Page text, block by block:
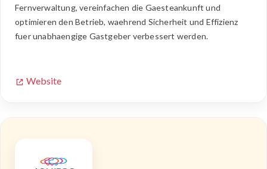
Fernverwaltung, vereinfachen die Gaesteankunft und
optimieren den Betrieb, waehrend Sicherheit und Effizienz
fuer unabhaengige Gastgeber verbessert werden.
Website